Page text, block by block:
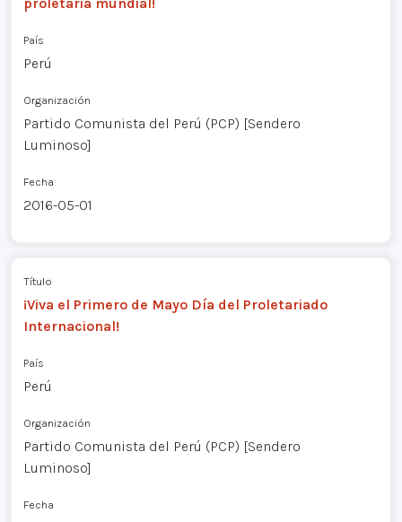
proletaria mundial!
País
Perú
Organización
Partido Comunista del Perú (PCP) [Sendero
Luminoso]
Fecha
2016-05-01
Título
¡Viva el Primero de Mayo Día del Proletariado
Internacional!
País
Perú
Organización
Partido Comunista del Perú (PCP) [Sendero
Luminoso]
Fecha